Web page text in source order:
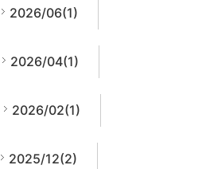
2026/06(1)
2026/04(1)
2026/02(1)
2025/12(2)